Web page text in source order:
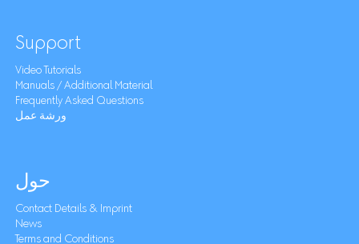
Support
Video Tutorials
Manuals / Additional Material
Frequently Asked Questions
ورشة عمل
حول
Contact Details & Imprint
News
Terms and Conditions